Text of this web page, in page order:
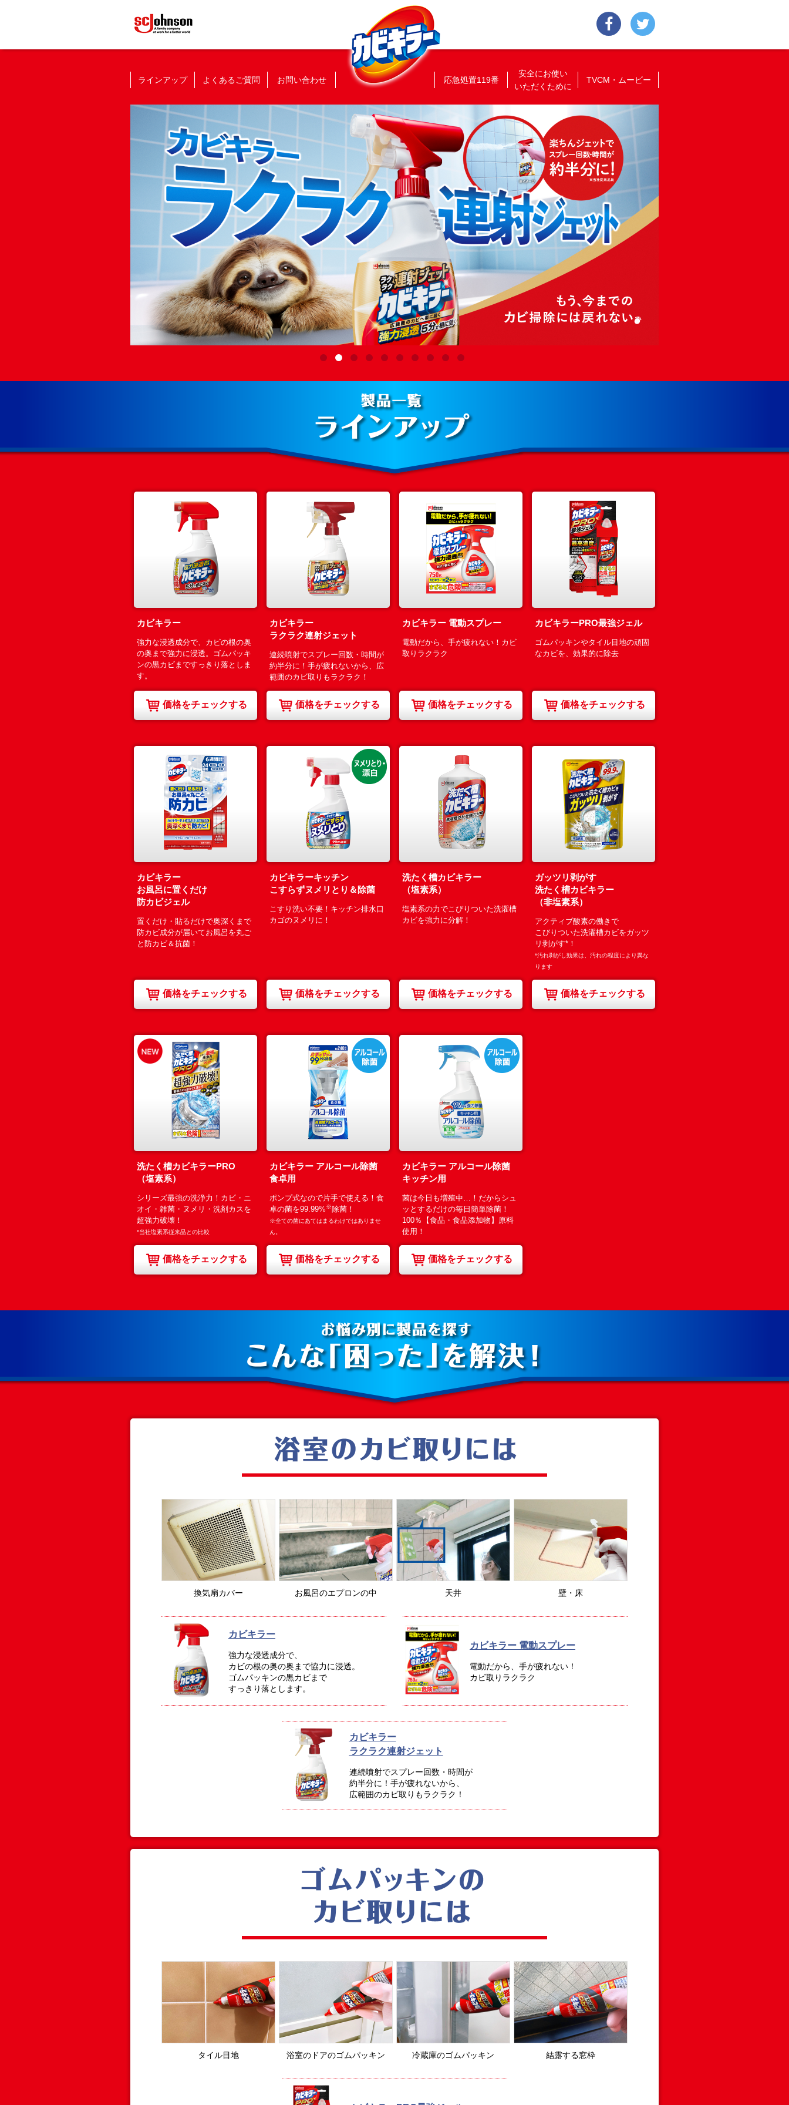
ラインアップ よくあるご質問 お問い合わせ 応急処置119番
安全にお使い
いただくために
TVCM・ムービー
カビキラー
強力な浸透成分で、カビの根の奥
の奥まで強力に浸透。ゴムパッキ
ンの黒カビまですっきり落としま
す。
価格をチェックする
カビキラー
ラクラク連射ジェット
連続噴射でスプレー回数・時間が
約半分に！手が疲れないから、広
範囲のカビ取りもラクラク！
価格をチェックする
カビキラー 電動スプレー
電動だから、手が疲れない！カビ
取りラクラク
価格をチェックする
カビキラーPRO最強ジェル
ゴムパッキンやタイル目地の頑固
なカビを、効果的に除去
価格をチェックする
カビキラー
お風呂に置くだけ
防カビジェル
置くだけ・貼るだけで奥深くまで
防カビ成分が届いてお風呂を丸ご
と防カビ＆抗菌！
価格をチェックする
カビキラーキッチン
こすらずヌメリとり＆除菌
こすり洗い不要！キッチン排水口
カゴのヌメリに！
価格をチェックする
洗たく槽カビキラー
（塩素系）
塩素系の力でこびりついた洗濯槽
カビを強力に分解！
価格をチェックする
ガッツリ剥がす
洗たく槽カビキラー
（非塩素系）
アクティブ酸素の働きで
こびりついた洗濯槽カビをガッツ
リ剥がす*！
*汚れ剥がし効果は、汚れの程度により異な
ります
価格をチェックする
洗たく槽カビキラーPRO
（塩素系）
シリーズ最強の洗浄力！カビ・ニ
オイ・雑菌・ヌメリ・洗剤カスを
超強力破壊！
*当社塩素系従来品との比較
価格をチェックする
カビキラー アルコール除菌
食卓用
ポンプ式なので片手で使える！食
卓の菌を99.99%※除菌！
※全ての菌にあてはまるわけではありませ
ん。
価格をチェックする
カビキラー アルコール除菌
キッチン用
菌は今日も増殖中…！だからシュ
ッとするだけの毎日簡単除菌！
100％【食品・食品添加物】原料
使用！
価格をチェックする
換気扇カバー お風呂のエプロンの中 天井 壁・床
カビキラー
強力な浸透成分で、
カビの根の奥の奥まで協力に浸透。
ゴムパッキンの黒カビまで
すっきり落とします。
カビキラー 電動スプレー
電動だから、手が疲れない！
カビ取りラクラク
カビキラー
ラクラク連射ジェット
連続噴射でスプレー回数・時間が
約半分に！手が疲れないから、
広範囲のカビ取りもラクラク！
タイル目地 浴室のドアのゴムパッキン 冷蔵庫のゴムパッキン 結露する窓枠